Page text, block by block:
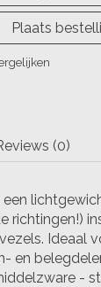
Plaats
(0)
een
richtingen!)
Ideaal
en
-